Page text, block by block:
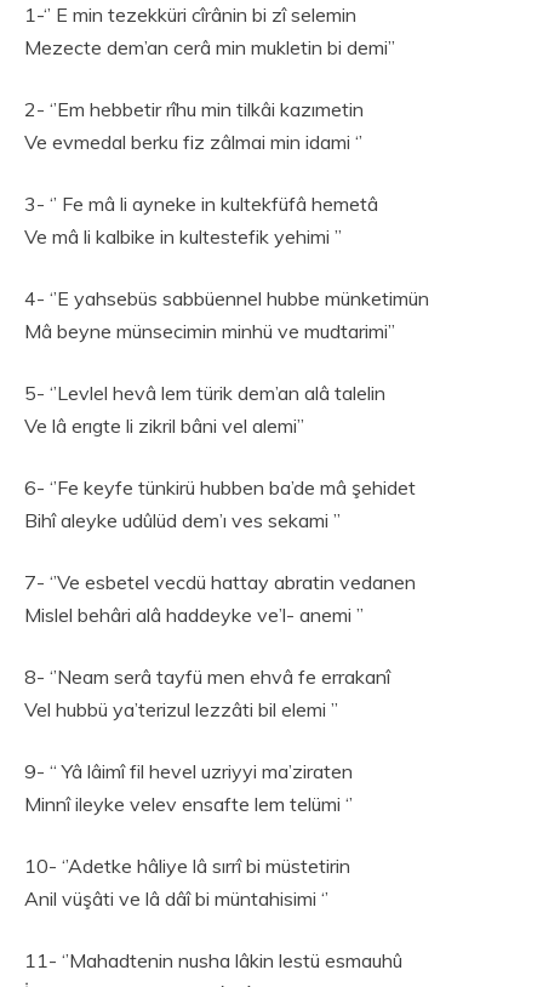
1-‘’ E min tezekküri cîrânin bi zî selemin
Mezecte dem’an cerâ min mukletin bi demi’’
2- ‘’Em hebbetir rîhu min tilkâi kazımetin
Ve evmedal berku fiz zâlmai min idami ‘’
3- ‘’ Fe mâ li ayneke in kultekfüfâ hemetâ
Ve mâ li kalbike in kultestefik yehimi ’’
4- ‘’E yahsebüs sabbüennel hubbe münketimün
Mâ beyne münsecimin minhü ve mudtarimi’’
5- ‘’Levlel hevâ lem türik dem’an alâ talelin
Ve lâ erıgte li zikril bâni vel alemi’’
6- ‘’Fe keyfe tünkirü hubben ba’de mâ şehidet
Bihî aleyke udûlüd dem’ı ves sekami ’’
7- ‘’Ve esbetel vecdü hattay abratin vedanen
Mislel behâri alâ haddeyke ve’l- anemi ’’
8- ‘’Neam serâ tayfü men ehvâ fe errakanî
Vel hubbü ya’terizul lezzâti bil elemi ’’
9- “ Yâ lâimî fil hevel uzriyyi ma’ziraten
Minnî ileyke velev ensafte lem telümi ‘’
10- ‘’Adetke hâliye lâ sırrî bi müstetirin
Anil vüşâti ve lâ dâî bi müntahisimi ‘’
11- ‘’Mahadtenin nusha lâkin lestü esmauhû